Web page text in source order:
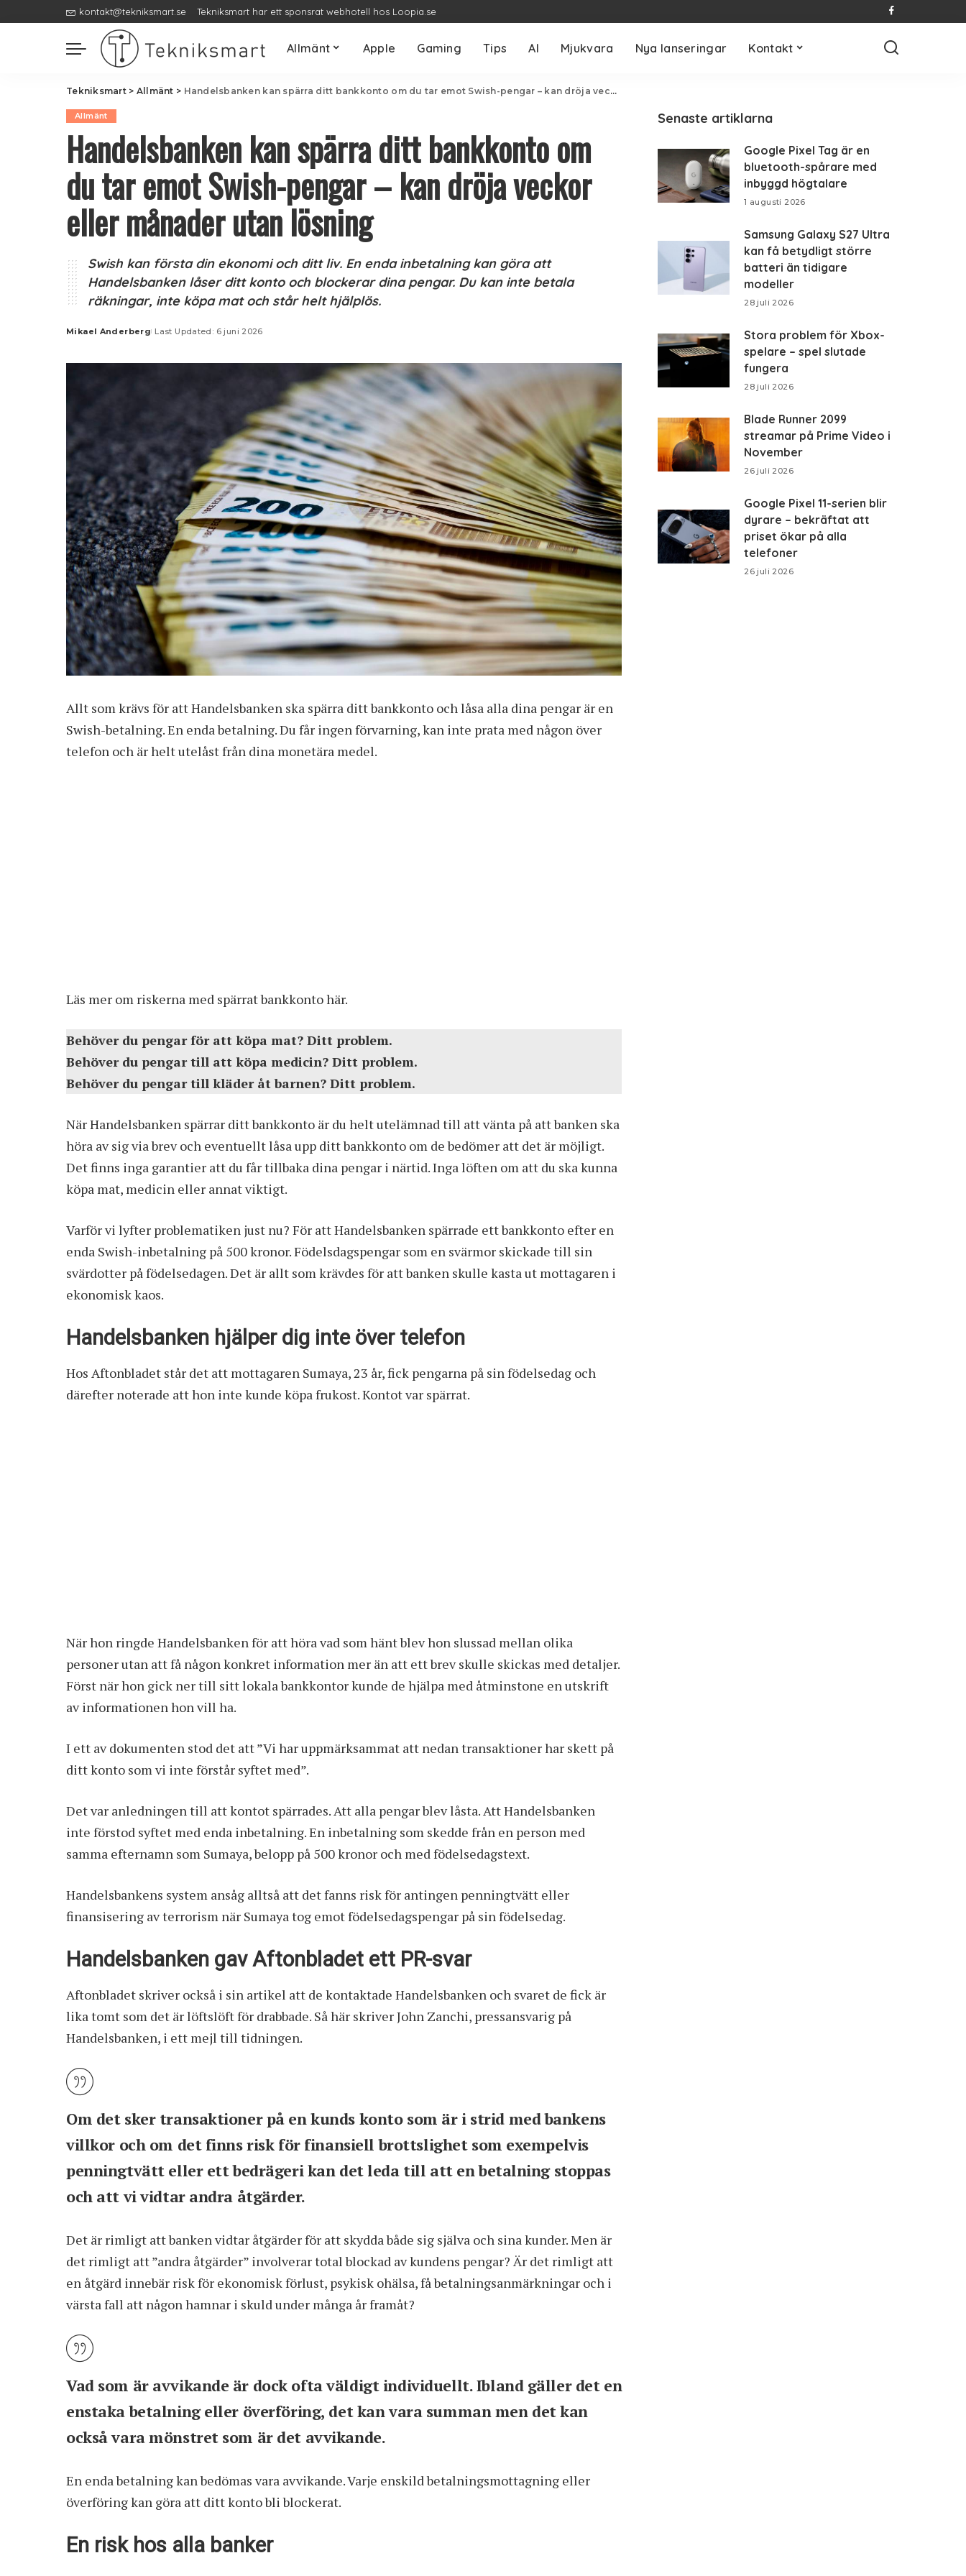
kontakt@tekniksmart.se Tekniksmart har ett sponsrat webhotell hos Loopia.se
Allmänt Apple Gaming Tips AI Mjukvara Nya lanseringar Kontakt
Tekniksmart> Allmänt > Handelsbanken kan spärra ditt bankkonto om du tar emot Swish-pengar – kan dröja veckor eller månader utan lösning
Allmänt
Handelsbanken kan spärra ditt bankkonto om
du tar emot Swish-pengar – kan dröja veckor
eller månader utan lösning
Swish kan första din ekonomi och ditt liv. En enda inbetalning kan göra att
Handelsbanken låser ditt konto och blockerar dina pengar. Du kan inte betala
räkningar, inte köpa mat och står helt hjälplös.
Posted
Mikael Anderberg Last Updated: 6 juni 2026
Allt som krävs för att Handelsbanken ska spärra ditt bankkonto och låsa alla dina pengar är en
Swish-betalning. En enda betalning. Du får ingen förvarning, kan inte prata med någon över
telefon och är helt utelåst från dina monetära medel.
Läs mer om riskerna med spärrat bankkonto här.
Behöver du pengar för att köpa mat? Ditt problem.
Behöver du pengar till att köpa medicin? Ditt problem.
Behöver du pengar till kläder åt barnen? Ditt problem.
När Handelsbanken spärrar ditt bankkonto är du helt utelämnad till att vänta på att banken ska
höra av sig via brev och eventuellt låsa upp ditt bankkonto om de bedömer att det är möjligt.
Det finns inga garantier att du får tillbaka dina pengar i närtid. Inga löften om att du ska kunna
köpa mat, medicin eller annat viktigt.
Varför vi lyfter problematiken just nu? För attHandelsbanken spärrade ett bankkonto efter en
enda Swish-inbetalning på 500 kronor. Födelsdagspengar som en svärmor skickade till sin
svärdotter på födelsedagen. Det är allt som krävdes för att banken skulle kasta ut mottagaren i
ekonomisk kaos.
Handelsbanken hjälper dig inte över telefon
Hos Aftonbladet står det att mottagaren Sumaya, 23 år, fick pengarna på sin födelsedag och
därefter noterade att hon inte kunde köpa frukost. Kontot var spärrat.
När hon ringde Handelsbanken för att höra vad som hänt blev hon slussad mellan olika
personer utan att få någon konkret information mer än att ett brev skulle skickas med detaljer.
Först när hon gick ner till sitt lokala bankkontor kunde de hjälpa med åtminstone en utskrift
av informationen hon vill ha.
I ett av dokumenten stod det att ”Vi har uppmärksammat att nedan transaktioner har skett på
ditt konto som vi inte förstår syftet med”.
Det var anledningen till att kontot spärrades. Att alla pengar blev låsta. Att Handelsbanken
inte förstod syftet med enda inbetalning. En inbetalning som skedde från en person med
samma efternamn som Sumaya, belopp på 500 kronor och med födelsedagstext.
Handelsbankens system ansåg alltså att det fanns risk för antingen penningtvätt eller
finansisering av terrorism när Sumaya tog emot födelsedagspengar på sin födelsedag.
Handelsbanken gav Aftonbladet ett PR-svar
Aftonbladet skriver också i sin artikel att de kontaktade Handelsbanken och svaret de fick är
lika tomt som det är löftslöft för drabbade. Så här skriver John Zanchi, pressansvarig på
Handelsbanken, i ett mejl till tidningen.
Om det sker transaktioner på en kunds konto som är i strid med bankens
villkor och om det finns risk för finansiell brottslighet som exempelvis
penningtvätt eller ett bedrägeri kan det leda till att en betalning stoppas
och att vi vidtar andra åtgärder.
Det är rimligt att banken vidtar åtgärder för att skydda både sig själva och sina kunder. Men är
det rimligt att ”andra åtgärder” involverar total blockad av kundens pengar? Är det rimligt att
en åtgärd innebär risk för ekonomisk förlust, psykisk ohälsa, få betalningsanmärkningar och i
värsta fall att någon hamnar i skuld under många år framåt?
Vad som är avvikande är dock ofta väldigt individuellt. Ibland gäller det en
enstaka betalning eller överföring, det kan vara summan men det kan
också vara mönstret som är det avvikande.
En enda betalning kan bedömas vara avvikande. Varje enskild betalningsmottagning eller
överföring kan göra att ditt konto bli blockerat.
En risk hos alla banker
Senaste artiklarna
Google Pixel Tag är en
bluetooth-spårare med
inbyggd högtalare
1 augusti 2026
Samsung Galaxy S27 Ultra
kan få betydligt större
batteri än tidigare
modeller
28 juli 2026
Stora problem för Xbox-
spelare – spel slutade
fungera
28 juli 2026
Blade Runner 2099
streamar på Prime Video i
November
26 juli 2026
Google Pixel 11-serien blir
dyrare – bekräftat att
priset ökar på alla
telefoner
26 juli 2026